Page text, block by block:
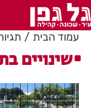
עמוד הבית
שינויים